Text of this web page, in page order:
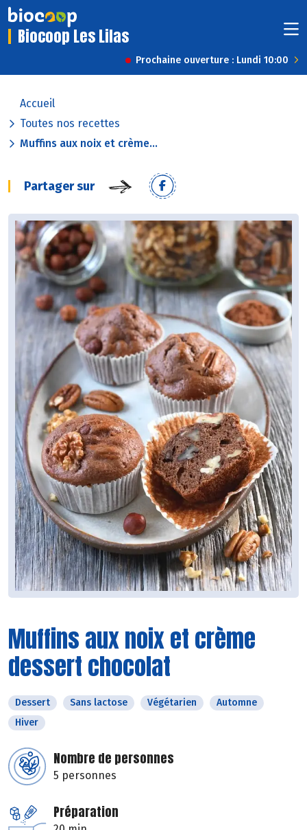
Biocoop Les Lilas
Prochaine ouverture : Lundi 10:00
Accueil
Toutes nos recettes
Muffins aux noix et crème...
Partager sur
Muffins aux noix et crème
dessert chocolat
Dessert Sans lactose Végétarien
Automne
Hiver
Nombre de personnes
5 personnes
Préparation